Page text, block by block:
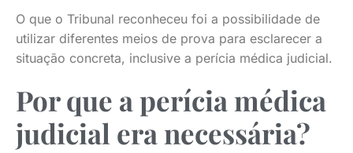
O que o Tribunal reconheceu foi a possibilidade de
utilizar diferentes meios de prova para esclarecer a
situação concreta, inclusive a perícia médica judicial.
Por que a perícia médica
judicial era necessária?